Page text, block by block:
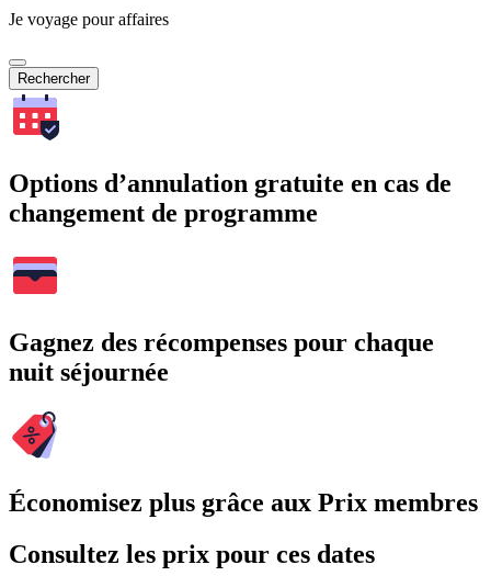
Je voyage pour affaires
Rechercher
Options d’annulation gratuite en cas de
changement de programme
Gagnez des récompenses pour chaque
nuit séjournée
Économisez plus grâce aux Prix membres
Consultez les prix pour ces dates